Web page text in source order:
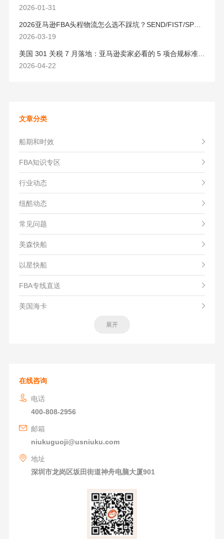
2026-01-31
2026亚马逊FBA头程物流怎么选不踩坑？SEND/FIST/SPN官方认证物流商，只有这家敢承诺“准达率第一”
2026-03-19
美国 301 关税 7 月落地：亚马逊卖家必看的 5 项合规标准与稳交付方案
2026-04-22
文章分类
船期和时效
FBA知识专区
行业动态
纽酷动态
常见问题
美森快船
以星快船
FBA专线直送
美国海卡
展开
在线咨询
电话
400-808-2956
邮箱
niukuguoji@usniuku.com
地址
深圳市龙岗区坂田街道神舟电脑大厦901